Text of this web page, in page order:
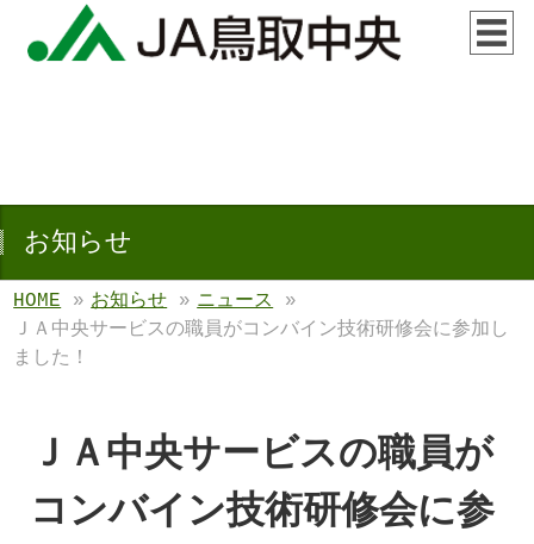
お知らせ
HOME » お知らせ » ニュース
»
ＪＡ中央サービスの職員がコンバイン技術研修会に参加し
ました！
ＪＡ中央サービスの職員が
コンバイン技術研修会に参